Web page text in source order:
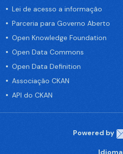
Lei de acesso a informação
Parceria para Governo Aberto
Open Knowledge Foundation
Open Data Commons
Open Data Definition
Associação CKAN
API do CKAN
Powered by
Idioma